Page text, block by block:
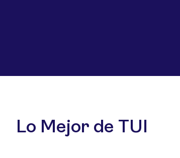
Lo Mejor de TUI